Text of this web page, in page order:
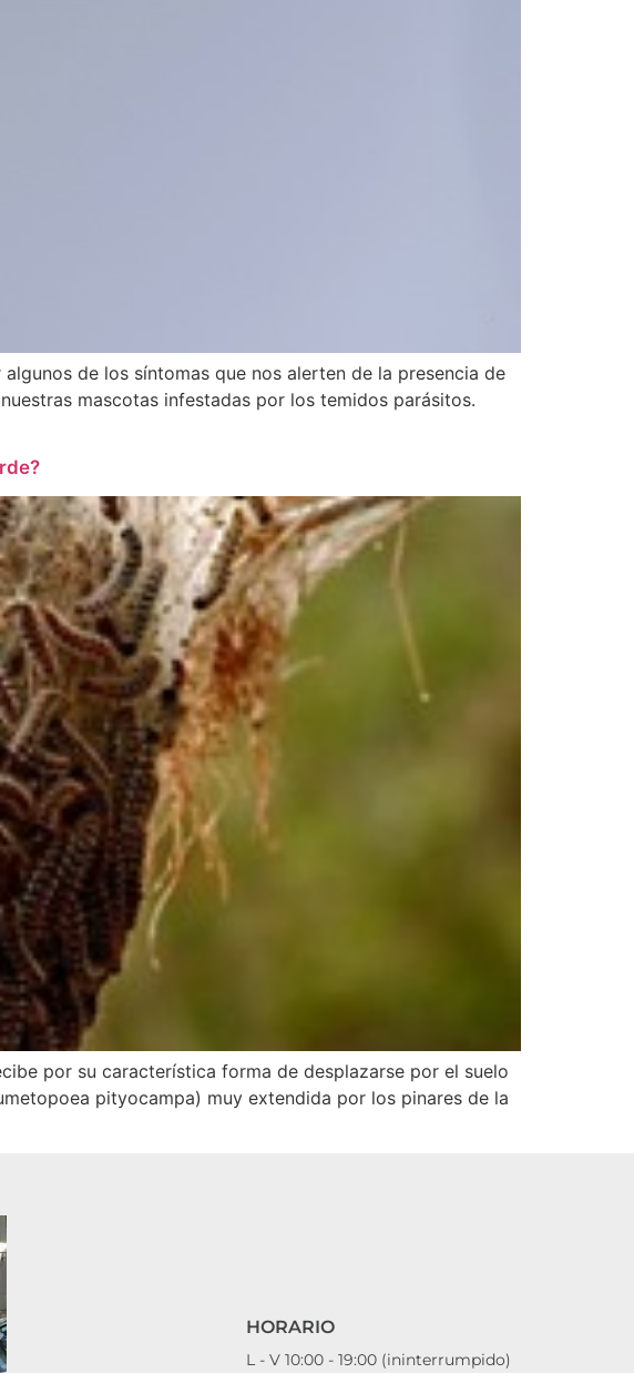
de los síntomas que nos alerten de la presencia de
mascotas infestadas por los temidos parásitos.
por su característica forma de desplazarse por el suelo
pityocampa) muy extendida por los pinares de la
HORARIO
L - V 10:00 - 19:00 (ininterrumpido)